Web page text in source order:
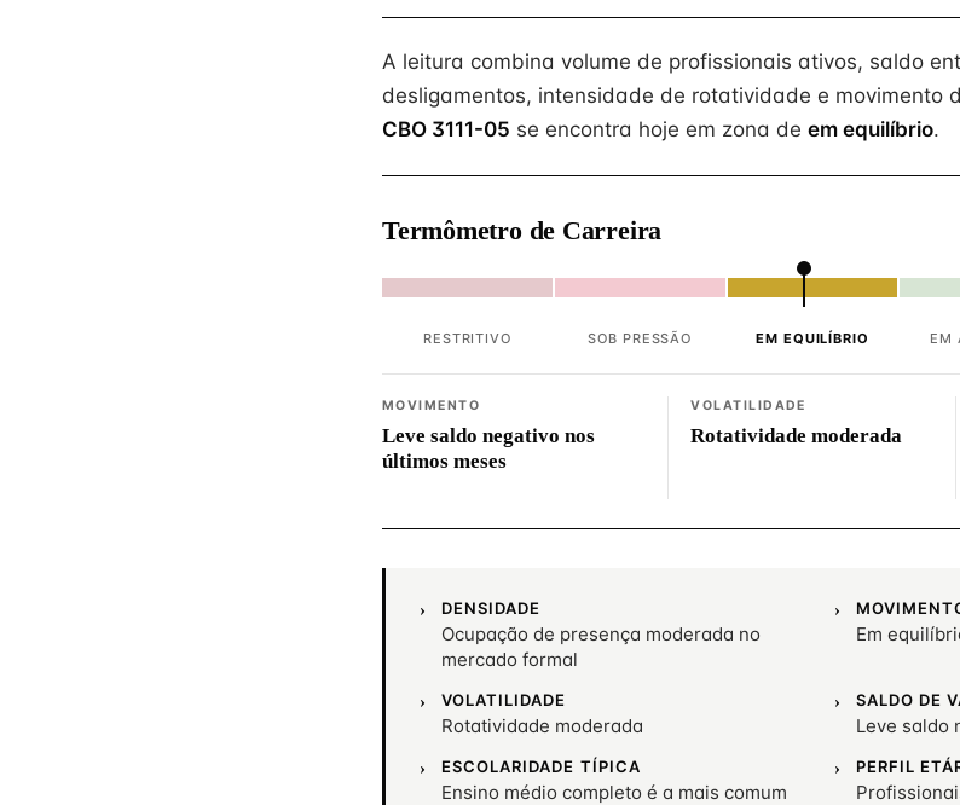
A leitura combina volume de profissionais ativos, saldo
desligamentos, intensidade de rotatividade e movimento
CBO 3111-05 se encontra hoje em zona de em equilíbrio.
Termômetro de Carreira
RESTRITIVO SOB PRESSÃO EM EQUILÍBRIO EM
MOVIMENTO
Leve saldo negativo nos
últimos meses
VOLATILIDADE
Rotatividade moderada
DENSIDADE
Ocupação de presença moderada no
mercado formal
Em
VOLATILIDADE
Rotatividade moderada
SALDO DE
Leve saldo
ESCOLARIDADE TÍPICA
Ensino médio completo é a mais comum
PERFIL